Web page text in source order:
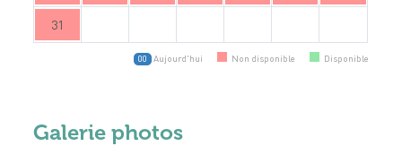
31
00 Aujourd'hui Non disponible Disponible
Galerie photos